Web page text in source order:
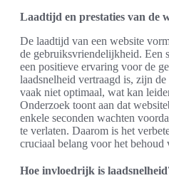
Laadtijd en prestaties van de
De laadtijd van een website
de gebruiksvriendelijkheid. Een
een positieve ervaring voor de
laadsnelheid vertraagd is, zijn
vaak niet optimaal, wat kan
Onderzoek toont aan dat
enkele seconden wachten
te verlaten. Daarom is het
cruciaal belang voor het behoud
Hoe invloedrijk is